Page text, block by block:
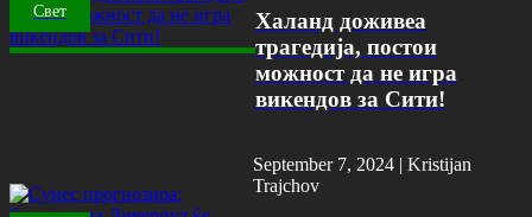
Свет
Халанд доживеа
трагедија, постои
можност да не игра
викендов за Сити!
September 7, 2024 | Kristijan
Trajchov